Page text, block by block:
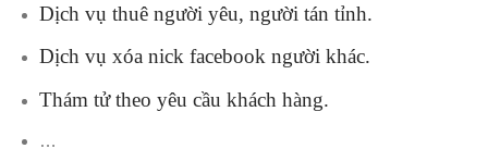
Dịch vụ thuê người yêu, người tán tỉnh.
Dịch vụ xóa nick facebook người khác.
Thám tử theo yêu cầu khách hàng.
…